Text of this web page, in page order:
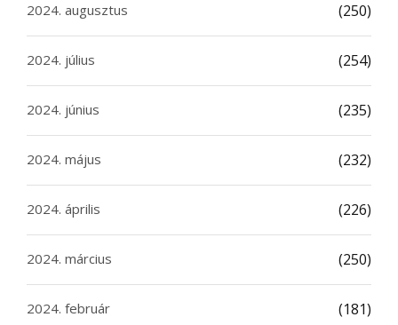
2024. augusztus (250)
2024. július (254)
2024. június (235)
2024. május (232)
2024. április (226)
2024. március (250)
2024. február (181)